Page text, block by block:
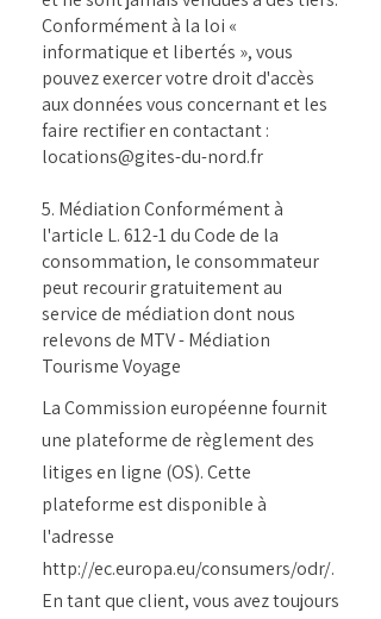
Conformément à la loi «
informatique et libertés », vous
pouvez exercer votre droit d'accès
aux données vous concernant et les
faire rectifier en contactant :
locations@gites-du-nord.fr
5. Médiation Conformément à
l'article L. 612-1 du Code de la
consommation, le consommateur
peut recourir gratuitement au
service de médiation dont nous
relevons de MTV - Médiation
Tourisme Voyage
La Commission européenne fournit
une plateforme de règlement des
litiges en ligne (OS). Cette
plateforme est disponible à
l'adresse
http://ec.europa.eu/consumers/odr/.
En tant que client, vous avez toujours